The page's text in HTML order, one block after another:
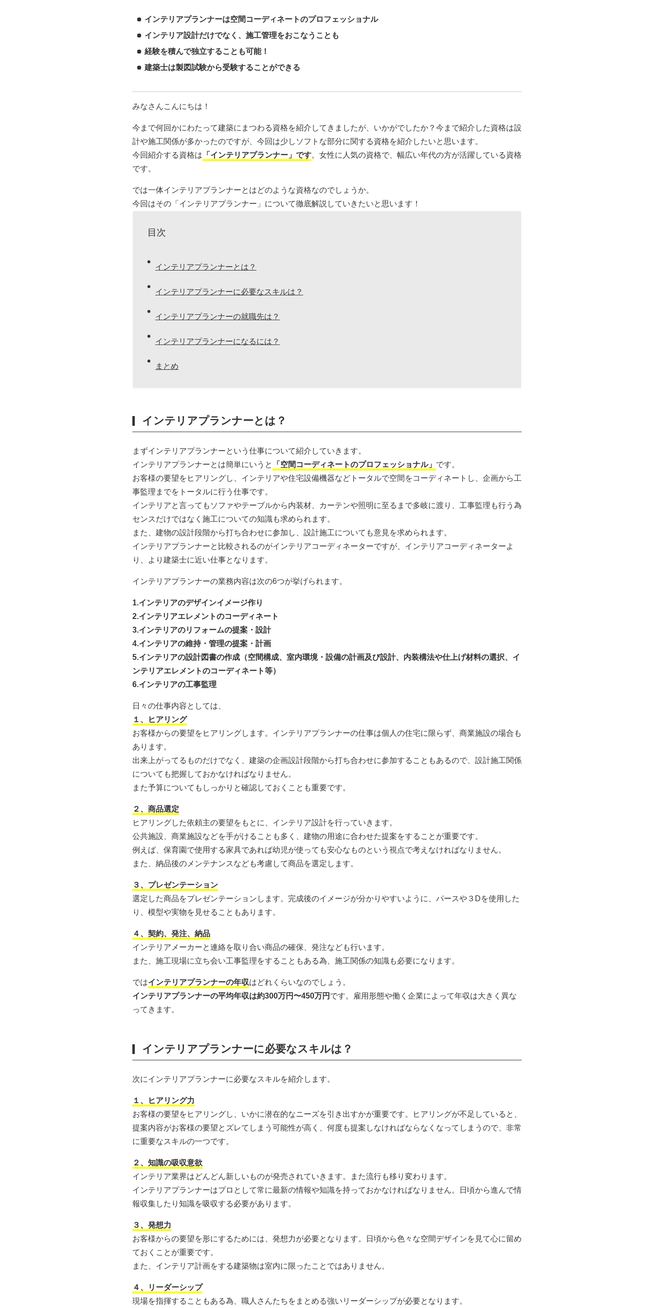
インテリアプランナーは空間コーディネートのプロフェッショナル
インテリア設計だけでなく、施工管理をおこなうことも
経験を積んで独立することも可能！
建築士は製図試験から受験することができる
みなさんこんにちは！
今まで何回かにわたって建築にまつわる資格を紹介してきましたが、いかがでしたか？今まで紹介した資格は設
計や施工関係が多かったのですが、今回は少しソフトな部分に関する資格を紹介したいと思います。
今回紹介する資格は 「インテリアプランナー」です。女性に人気の資格で、幅広い年代の方が活躍している資格
です。
では一体インテリアプランナーとはどのような資格なのでしょうか。
今回はその「インテリアプランナー」について徹底解説していきたいと思います！
目次
インテリアプランナーとは？
インテリアプランナーに必要なスキルは？
インテリアプランナーの就職先は？
インテリアプランナーになるには？
まとめ
インテリアプランナーとは？
まずインテリアプランナーという仕事について紹介していきます。
インテリアプランナーとは簡単にいうと
「空間コーディネートのプロフェッショナル」 です。
お客様の要望をヒアリングし、インテリアや住宅設備機器などトータルで空間をコーディネートし、企画から工
事監理までをトータルに行う仕事です。
インテリアと言ってもソファやテーブルから内装材、カーテンや照明に至るまで多岐に渡り、工事監理も行う為
センスだけではなく施工についての知識も求められます。
また、建物の設計段階から打ち合わせに参加し、設計施工についても意見を求められます。
インテリアプランナーと比較されるのがインテリアコーディネーターですが、インテリアコーディネーターよ
り、より建築士に近い仕事となります。
インテリアプランナーの業務内容は次の6つが挙げられます。
1.インテリアのデザインイメージ作り
2.インテリアエレメントのコーディネート
3.インテリアのリフォームの提案・設計
4.インテリアの維持・管理の提案・計画
5.インテリアの設計図書の作成（空間構成、室内環境・設備の計画及び設計、内装構法や仕上げ材料の選択、イ
ンテリアエレメントのコーディネート等）
6.インテリアの工事監理
日々の仕事内容としては、
１、ヒアリング
お客様からの要望をヒアリングします。インテリアプランナーの仕事は個人の住宅に限らず、商業施設の場合も
あります。
出来上がってるものだけでなく、建築の企画設計段階から打ち合わせに参加することもあるので、設計施工関係
についても把握しておかなければなりません。
また予算についてもしっかりと確認しておくことも重要です。
２、商品選定
ヒアリングした依頼主の要望をもとに、インテリア設計を行っていきます。
公共施設、商業施設などを手がけることも多く、建物の用途に合わせた提案をすることが重要です。
例えば、保育園で使用する家具であれば幼児が使っても安心なものという視点で考えなければなりません。
また、納品後のメンテナンスなども考慮して商品を選定します。
３、プレゼンテーション
選定した商品をプレゼンテーションします。完成後のイメージが分かりやすいように、パースや３Dを使用した
り、模型や実物を見せることもあります。
４、契約、発注、納品
インテリアメーカーと連絡を取り合い商品の確保、発注なども行います。
また、施工現場に立ち会い工事監理をすることもある為、施工関係の知識も必要になります。
ではインテリアプランナーの年収はどれくらいなのでしょう。
インテリアプランナーの平均年収は約300万円〜450万円 です。雇用形態や働く企業によって年収は大きく異な
ってきます。
インテリアプランナーに必要なスキルは？
次にインテリアプランナーに必要なスキルを紹介します。
１、ヒアリング力
お客様の要望をヒアリングし、いかに潜在的なニーズを引き出すかが重要です。ヒアリングが不足していると、
提案内容がお客様の要望とズレてしまう可能性が高く、何度も提案しなければならなくなってしまうので、非常
に重要なスキルの一つです。
２、知識の吸収意欲
インテリア業界はどんどん新しいものが発売されていきます。また流行も移り変わります。
インテリアプランナーはプロとして常に最新の情報や知識を持っておかなければなりません。日頃から進んで情
報収集したり知識を吸収する必要があります。
３、発想力
お客様からの要望を形にするためには、発想力が必要となります。日頃から色々な空間デザインを見て心に留め
ておくことが重要です。
また、インテリア計画をする建築物は室内に限ったことではありません。
４、リーダーシップ
現場を指揮することもある為、職人さんたちをまとめる強いリーダーシップが必要となります。